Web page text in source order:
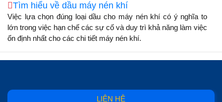
Tìm hiểu về dầu máy nén khí
Việc lựa chọn đúng loại dầu cho máy nén khí có ý nghĩa to
lớn trong việc hạn chế các sự cố và duy trì khả năng làm việc
ổn định nhất cho các chi tiết máy nén khí.
LIÊN HỆ